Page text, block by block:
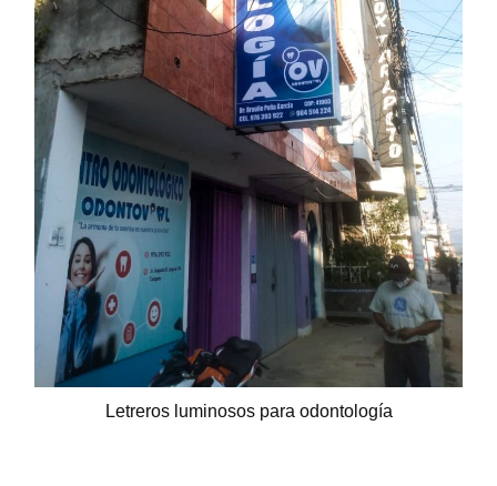
Letreros luminosos para odontología